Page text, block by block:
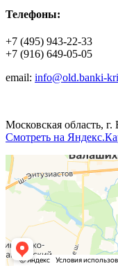
Телефоны:
+7 (495) 943-22-33
+7 (916) 649-05-05
email: info@old.banki-
Московская область,
Смотреть на